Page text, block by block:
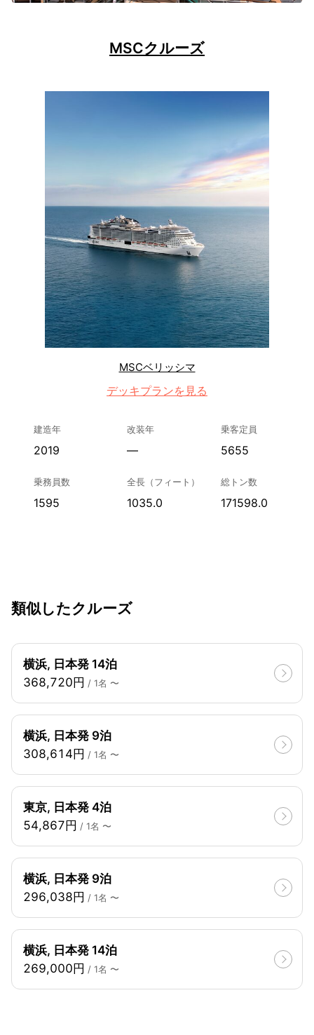
MSCクルーズ
MSCベリッシマ
デッキプランを見る
建造年
2019
改装年
—
乗客定員
5655
乗務員数
1595
全長（フィート）
1035.0
総トン数
171598.0
類似したクルーズ
横浜, 日本発 14泊
368,720円 / 1名 〜
横浜, 日本発 9泊
308,614円 / 1名 〜
東京, 日本発 4泊
54,867円 / 1名 〜
横浜, 日本発 9泊
296,038円 / 1名 〜
横浜, 日本発 14泊
269,000円 / 1名 〜